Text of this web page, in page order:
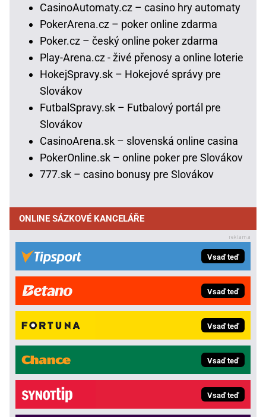
CasinoAutomaty.cz – casino hry automaty
PokerArena.cz – poker online zdarma
Poker.cz – český online poker zdarma
Play-Arena.cz - živé přenosy a online loterie
HokejSpravy.sk – Hokejové správy pre
Slovákov
FutbalSpravy.sk – Futbalový portál pre
Slovákov
CasinoArena.sk – slovenská online casina
PokerOnline.sk – online poker pre Slovákov
777.sk – casino bonusy pre Slovákov
ONLINE SÁZKOVÉ KANCELÁŘE
Vsaď teď
Vsaď teď
Vsaď teď
Vsaď teď
Vsaď teď